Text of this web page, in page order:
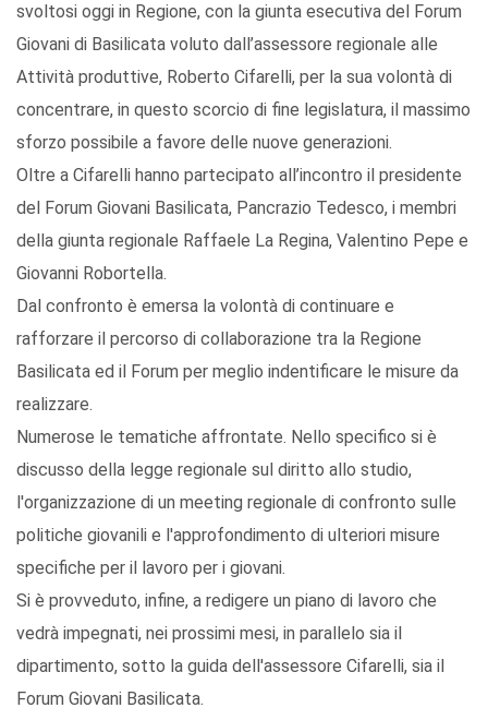
svoltosi oggi in Regione, con la giunta esecutiva del Forum
Giovani di Basilicata voluto dall’assessore regionale alle
Attività produttive, Roberto Cifarelli, per la sua volontà di
concentrare, in questo scorcio di fine legislatura, il massimo
sforzo possibile a favore delle nuove generazioni.
Oltre a Cifarelli hanno partecipato all’incontro il presidente
del Forum Giovani Basilicata, Pancrazio Tedesco, i membri
della giunta regionale Raffaele La Regina, Valentino Pepe e
Giovanni Robortella.
Dal confronto è emersa la volontà di continuare e
rafforzare il percorso di collaborazione tra la Regione
Basilicata ed il Forum per meglio indentificare le misure da
realizzare.
Numerose le tematiche affrontate. Nello specifico si è
discusso della legge regionale sul diritto allo studio,
l'organizzazione di un meeting regionale di confronto sulle
politiche giovanili e l'approfondimento di ulteriori misure
specifiche per il lavoro per i giovani.
Si è provveduto, infine, a redigere un piano di lavoro che
vedrà impegnati, nei prossimi mesi, in parallelo sia il
dipartimento, sotto la guida dell'assessore Cifarelli, sia il
Forum Giovani Basilicata.